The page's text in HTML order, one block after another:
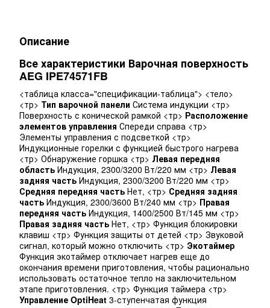
Описание
Все характеристики Варочная поверхность
AEG IPE74571FB
<таблица класса="спецификации-таблица"> <тело>
<тр> Тип варочной панели Система индукции <тр>
Поверхность с конической рамкой <тр> Расположение
элементов управления Спереди справа <тр>
Элементы управления с подсветкой <тр>
Индукционные горелки с функцией быстрого нагрева
<тр> Обнаружение горшка <тр> Левая передняя
область Индукция, 2300/3200 Вт/220 мм <тр> Левая
задняя часть Индукция, 2300/3200 Вт/220 мм <тр>
Средняя передняя часть Нет, <тр> Средняя задняя
часть Индукция, 2300/3600 Вт/240 мм <тр> Правая
передняя часть Индукция, 1400/2500 Вт/145 мм <тр>
Правая задняя часть Нет, <тр> Функция блокировки
клавиш <тр> Функция защиты от детей <тр> Звуковой
сигнал, который можно отключить <тр> Экотаймер
Функция экотаймер отключает нагрев еще до
окончания времени приготовления, чтобы рационально
использовать остаточное тепло на заключительном
этапе приготовления. <тр> Функция таймера <тр>
Управление OptiHeat 3-ступенчатая функция